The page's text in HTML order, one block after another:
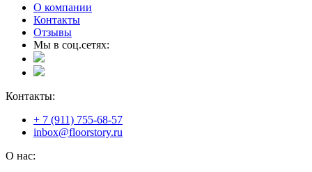
О компании
Контакты
Отзывы
Мы в соц.сетях:
Контакты:
+ 7 (911) 755-68-57
inbox@floorstory.ru
О нас: